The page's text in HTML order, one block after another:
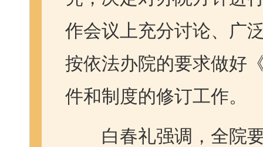
作会议上充分讨论、广
按依法办院的要求做好
件和制度的修订工作。
白春礼强调，全院要